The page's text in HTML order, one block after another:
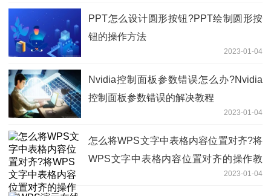
PPT怎么设计圆形按钮?PPT绘制圆形按
钮的操作方法
2023-01-04
​Nvidia控制面板参数错误怎么办?Nvidia
控制面板参数错误的解决教程
2023-01-04
怎么将WPS文字中表格内容位置对齐?将
WPS文字中表格内容位置对齐的操作教
2023-01-04